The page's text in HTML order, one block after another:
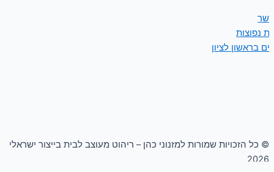
נפוצות
בראשון לציון
© כל הזכויות שמורות למזנוני כהן – ריהוט מעוצב לבית בייצור ישראלי
2026